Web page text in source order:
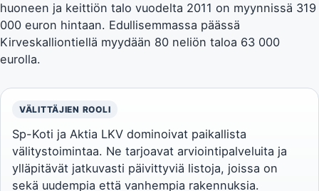
huoneen ja keittiön talo vuodelta 2011 on myynnissä 319
000 euron hintaan. Edullisemmassa päässä
Kirveskalliontiellä myydään 80 neliön taloa 63 000
eurolla.
VÄLITTÄJIEN ROOLI
Sp-Koti ja Aktia LKV dominoivat paikallista
välitystoimintaa. Ne tarjoavat arviointipalveluita ja
ylläpitävät jatkuvasti päivittyviä listoja, joissa on
sekä uudempia että vanhempia rakennuksia.